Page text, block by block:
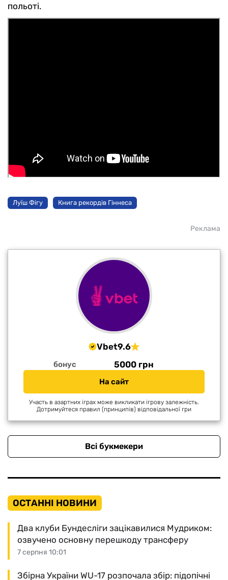
польоті.
Луїш Фігу Книга рекордів Гіннеса
Реклама
Vbet9.6
бонус 5000 грн
На сайт
Участь в азартних іграх може викликати ігрову залежність.
Дотримуйтеся правил (принципів) відповідальної гри
Всі букмекери
ОСТАННІ НОВИНИ
7 серпня 10:01
Два клуби Бундесліги зацікавилися Мудриком:
озвучено основну перешкоду трансферу
Збірна України WU-17 розпочала збір: підопічні